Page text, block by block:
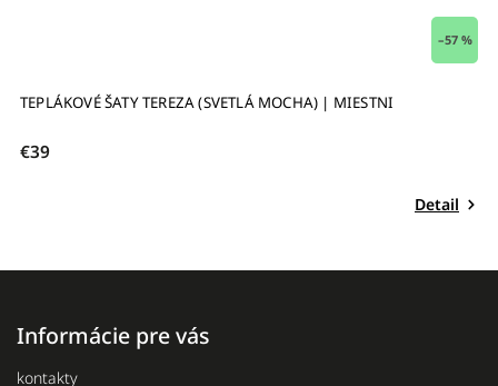
–22 %
VOĽNÉ TEPLÁKOVÉ ŠATY S OPASKOM SANDRA (TMAVÁ MOCHA) |
€69
Detail
Informácie pre vás
kontakty